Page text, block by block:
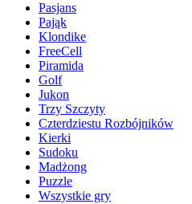
Pasjans
Pająk
Klondike
FreeCell
Piramida
Golf
Jukon
Trzy Szczyty
Czterdziestu Rozbójników
Kierki
Sudoku
Madżong
Puzzle
Wszystkie gry